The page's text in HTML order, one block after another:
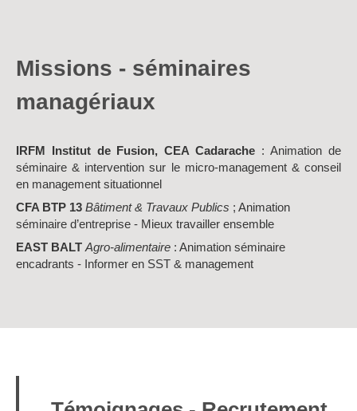
Missions - séminaires
managériaux
IRFM Institut de Fusion, CEA Cadarache: Animation de
séminaire & intervention sur le micro-management & conseil
en management situationnel
CFA BTP 13 Bâtiment & Travaux Publics ; Animation
séminaire d’entreprise - Mieux travailler ensemble
EAST BALT Agro-alimentaire : Animation séminaire
encadrants - Informer en SST & management